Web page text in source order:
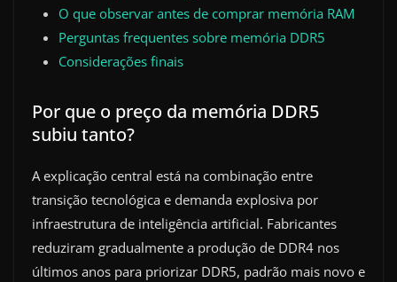
O que observar antes de comprar memória RAM
Perguntas frequentes sobre memória DDR5
Considerações finais
Por que o preço da memória DDR5
subiu tanto?
A explicação central está na combinação entre
transição tecnológica e demanda explosiva por
infraestrutura de inteligência artificial. Fabricantes
reduziram gradualmente a produção de DDR4 nos
últimos anos para priorizar DDR5, padrão mais novo e